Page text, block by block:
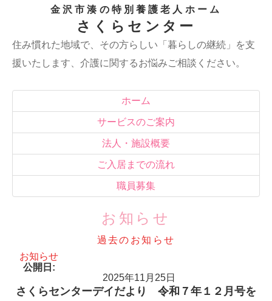
金沢市湊の特別養護老人ホーム
さくらセンター
住み慣れた地域で、その方らしい「暮らしの継続」を支
援いたします、介護に関するお悩みご相談ください。
ホーム
サービスのご案内
法人・施設概要
ご入居までの流れ
職員募集
お知らせ
過去のお知らせ
お知らせ
公開日:
2025年11月25日
さくらセンターデイだより 令和７年１２月号を